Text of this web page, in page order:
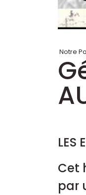
Notre
LES
Cet
par